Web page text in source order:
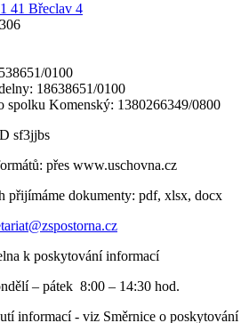
41 Břeclav 4
0100
18638651/0100
spolku Komenský: 1380266349/0800
sf3jjbs
přes www.uschovna.cz
přijímáme dokumenty: pdf, xlsx, docx
k poskytování informací
– pátek 8:00 – 14:30 hod.
informací - viz Směrnice o poskytování